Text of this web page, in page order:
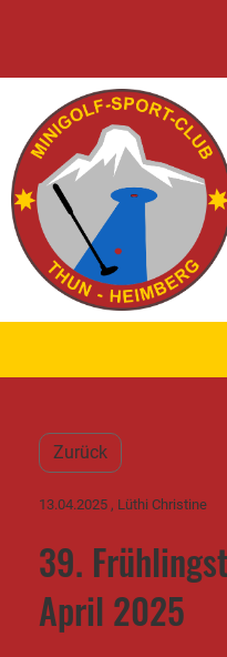
Zurück
13.04.2025 , Lüthi Christine
39.
April 2025